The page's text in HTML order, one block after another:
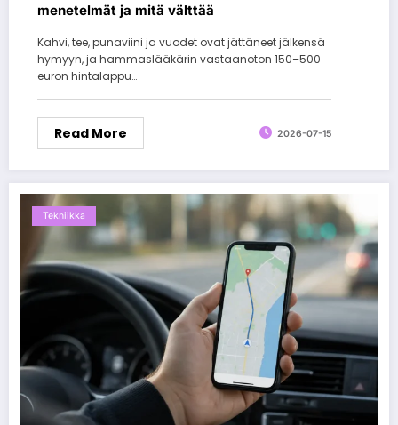
menetelmät ja mitä välttää
Kahvi, tee, punaviini ja vuodet ovat jättäneet jälkensä
hymyyn, ja hammaslääkärin vastaanoton 150–500
euron hintalappu…
Read More 2026-07-15
Tekniikka